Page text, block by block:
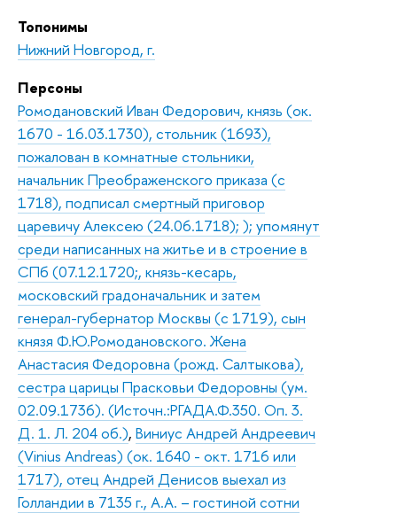
Топонимы
Нижний Новгород, г.
Персоны
Ромодановский Иван Федорович, князь (ок.
1670 - 16.03.1730), стольник (1693),
пожалован в комнатные стольники,
начальник Преображенского приказа (с
1718), подписал смертный приговор
царевичу Алексею (24.06.1718); ); упомянут
среди написанных на житье и в строение в
СПб (07.12.1720;, князь-кесарь,
московский градоначальник и затем
генерал-губернатор Москвы (с 1719), сын
князя Ф.Ю.Ромодановского. Жена
Анастасия Федоровна (рожд. Салтыкова),
сестра царицы Прасковьи Федоровны (ум.
02.09.1736). (Источн.:РГАДА.Ф.350. Оп. 3.
Д. 1. Л. 204 об.), Виниус Андрей Андреевич
(Vinius Andreas) (ок. 1640 - окт. 1716 или
1717), отец Андрей Денисов выехал из
Голландии в 7135 г., А.А. – гостиной сотни